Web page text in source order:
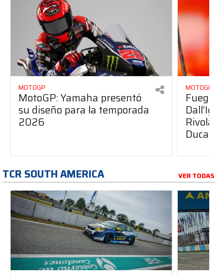
MOTOGP
MotoGP: Yamaha presentó
su diseño para la temporada
2026
MOTOGP
Ducati
TCR SOUTH AMERICA VER TODAS